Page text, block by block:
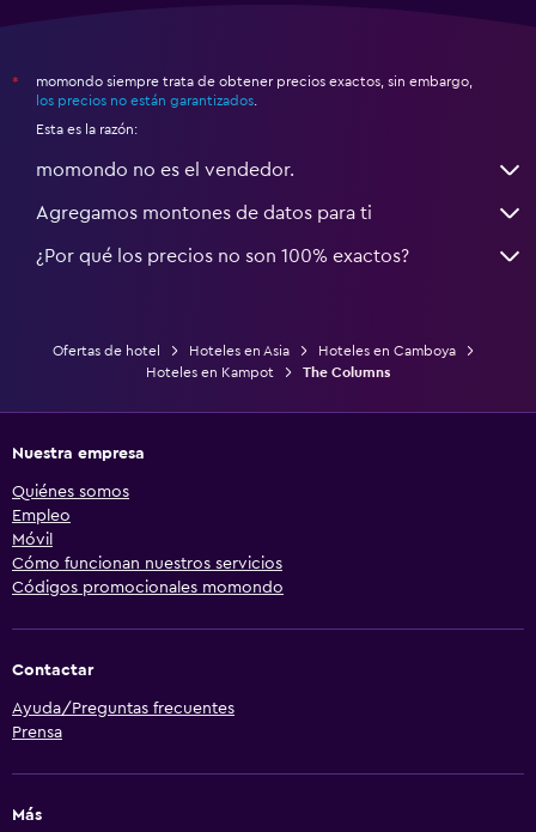
*
momondo siempre trata de obtener precios exactos, sin embargo,
los precios no están garantizados
Esta es la razón:
momondo no es el vendedor.
Agregamos montones de datos para ti
¿Por qué los precios no son 100% exactos?
Ofertas de hotel Hoteles en Asia
Hoteles en Camboya
Hoteles en Kampot
The Columns
Nuestra empresa
Quiénes somos
Empleo
Móvil
Cómo funcionan nuestros servicios
Códigos promocionales momondo
Contactar
Ayuda/Preguntas frecuentes
Prensa
Más